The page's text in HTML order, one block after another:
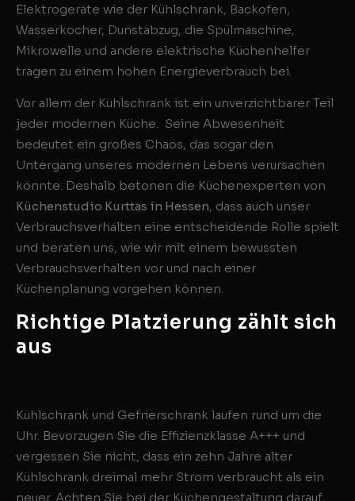
Elektrogeräte wie der Kühlschrank, Backofen,
Wasserkocher, Dunstabzug, die Spülmaschine,
Mikrowelle und andere elektrische Küchenhelfer
tragen zu einem hohen Energieverbrauch bei.
Vor allem der Kühlschrank ist ein unverzichtbarer Teil
jeder modernen Küche. Seine Abwesenheit
bedeutet ein großes Chaos, das sogar den
Untergang unseres modernen Lebens verursachen
könnte. Deshalb betonen die Küchenexperten von
Küchenstudio Kurttas in Hessen, dass auch unser
Verbrauchsverhalten eine entscheidende Rolle spielt
und beraten uns, wie wir mit einem bewussten
Verbrauchsverhalten vor und nach einer
Küchenplanung vorgehen können.
Richtige Platzierung zählt sich
aus
Kühlschrank und Gefrierschrank laufen rund um die
Uhr. Bevorzugen Sie die Effizienzklasse A+++ und
vergessen Sie nicht, dass ein zehn Jahre alter
Kühlschrank dreimal mehr Strom verbraucht als ein
neuer. Achten Sie bei der Küchengestaltung darauf,